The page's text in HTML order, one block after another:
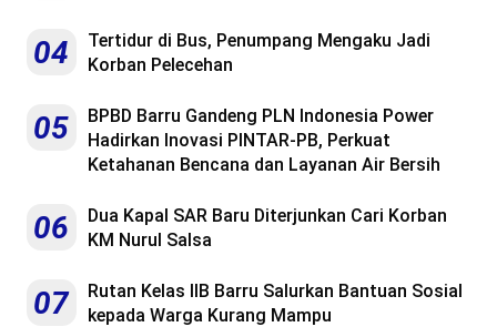
04
Tertidur di Bus, Penumpang Mengaku Jadi
Korban Pelecehan
05
BPBD Barru Gandeng PLN Indonesia Power
Hadirkan Inovasi PINTAR-PB, Perkuat
Ketahanan Bencana dan Layanan Air Bersih
06
Dua Kapal SAR Baru Diterjunkan Cari Korban
KM Nurul Salsa
07
Rutan Kelas IIB Barru Salurkan Bantuan Sosial
kepada Warga Kurang Mampu